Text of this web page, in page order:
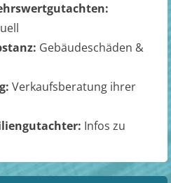
Gebäudeschäden &
Verkaufsberatung ihrer
Infos zu